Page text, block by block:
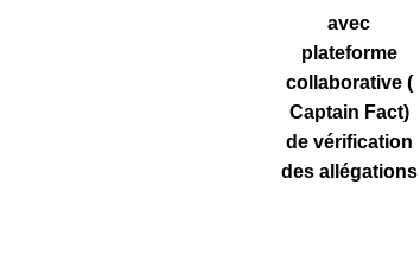
avec
plateforme
collaborative (
Captain Fact)
de vérification
des allégations